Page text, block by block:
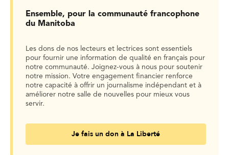
Ensemble, pour la communauté francophone
du Manitoba
Les dons de nos lecteurs et lectrices sont essentiels
pour fournir une information de qualité en français pour
notre communauté. Joignez-vous à nous pour soutenir
notre mission. Votre engagement financier renforce
notre capacité à offrir un journalisme indépendant et à
améliorer notre salle de nouvelles pour mieux vous
servir.
Je fais un don à La Liberté